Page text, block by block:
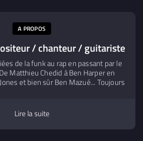
A PROPOS
/ chanteur / guitariste
de la funk au rap en passant par le
Matthieu Chedid à Ben Harper en
et bien sûr Ben Mazué... Toujours
Lire la suite